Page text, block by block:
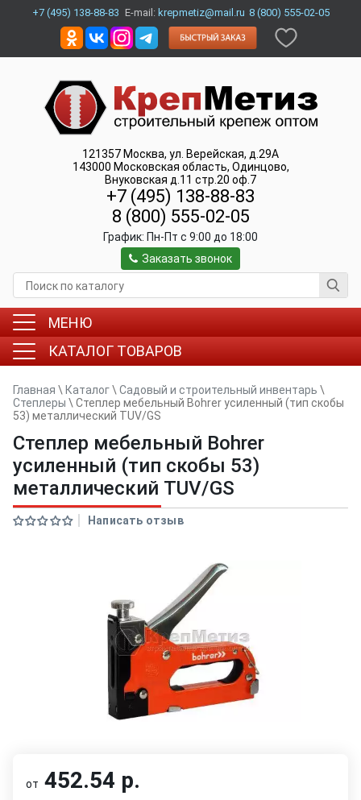
+7 (495) 138-88-83 E-mail: krepmetiz@mail.ru 8 (800) 555-02-05
121357 Москва, ул. Верейская, д.29А
143000 Московская область, Одинцово,
Внуковская д.11 стр.20 оф.7
+7 (495) 138-88-83
8 (800) 555-02-05
График: Пн-Пт c 9:00 до 18:00
Заказать звонок
МЕНЮ
КАТАЛОГ ТОВАРОВ
Главная \ Каталог\ Садовый и строительный инвентарь \
Степлеры \ Степлер мебельный Bohrer усиленный (тип скобы
53) металлический TUV/GS
Степлер мебельный Bohrer
усиленный (тип скобы 53)
металлический TUV/GS
Написать отзыв
от 452.54 р.